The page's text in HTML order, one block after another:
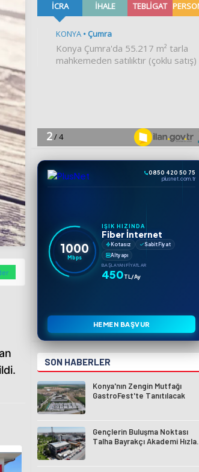
0850 420 50 75
plusnet.com.tr
1000
Mbps
IŞIK HIZINDA
Fiber İnternet
Kotasız
Sabit Fiyat
Altyapı
BAŞLAYAN FIYATLAR
450TL/Ay
HEMEN BAŞVUR
SON HABERLER
Konya'nın Zengin Mutfağı
GastroFest'te Tanıtılacak
Gençlerin Buluşma Noktası
Talha Bayrakçı Akademi Hızla